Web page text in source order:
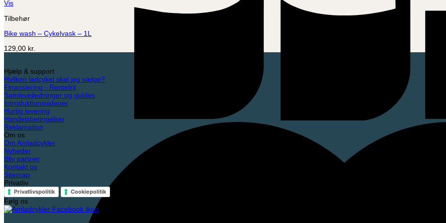
Vis
Tilbehør
Bike wash – Cykelvask – 1L
129,00 kr.
Hjælp & support
Hvilken ladcykel skal jeg vælge?
Finansiering - Rentefrit
Samlevejledninger og guides
Introduktionsvideoer
Hurtig levering
Handelsbetingelser
Reklamation
Om os
Om Amladcykler
Nyheder
Bliv partner
Kontakt os
Sitemap
Privatliv
Privatlivspolitik Cookiepolitik
Følg os